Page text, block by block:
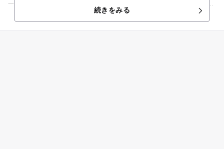
一年を通して楽しめる体験がいっぱい！うどん作りやそば打ち、ピザ焼き
体験、溶岩バーベキューやきのこ鍋はここでしか味わえない一品です。夏
には流しそうめんまでできちゃいます。いつ訪れてもシーズンごとに色ん
続きをみる